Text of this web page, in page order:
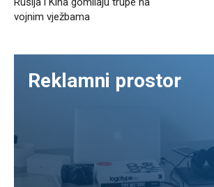
vojnim vježbama
Reklamni prostor